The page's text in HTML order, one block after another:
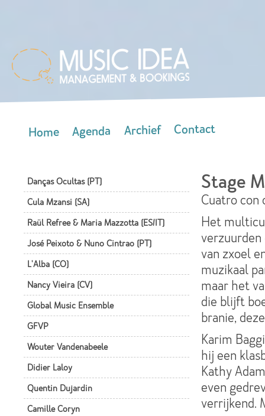
Home Agenda Archief Contact
Danças Ocultas (PT)
Cula Mzansi (SA)
Raül Refree & Maria Mazzotta (ES/IT)
José Peixoto & Nuno Cintrao (PT)
L'Alba (CO)
Nancy Vieira (CV)
Global Music Ensemble
GFVP
Wouter Vandenabeele
Didier Laloy
Quentin Dujardin
Camille Coryn
Stage
Cuatro con
Het
van zxoel
muzikaal
maar het
die blijft
branie,
Karim
hij een
Kathy
even
verrijkend.